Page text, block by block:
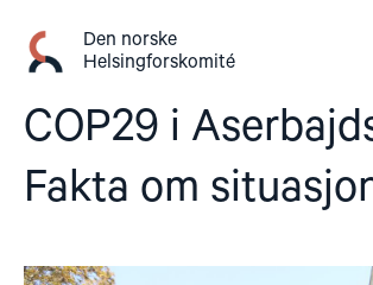
innhold
Den norske
Helsingforskomité
COP29 i
Fakta om